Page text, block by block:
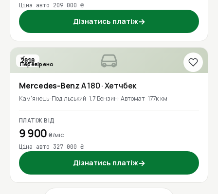
Ціна авто 209 000 ₴
Дізнатись платіж→
2010
Перевірено
Mercedes-BenzA 180· Хетчбек
Кам'янець-Подільський 1.7 Бензин Автомат 177к км
ПЛАТІЖ ВІД
9 900₴/міс
Ціна авто 327 000 ₴
Дізнатись платіж→